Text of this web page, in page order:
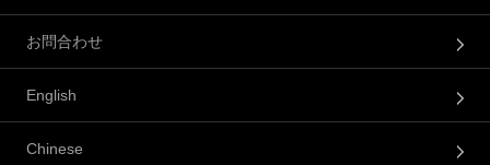
お問合わせ
English
Chinese